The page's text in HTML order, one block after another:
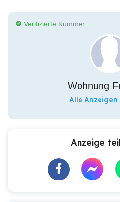
Verifizierte Nummer
Wohnung
Alle Anzeigen
Anzeige